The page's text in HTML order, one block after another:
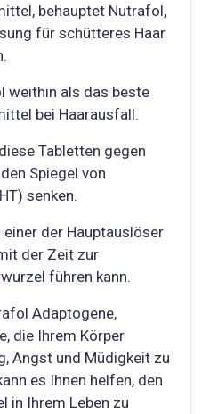
behauptet Nutrafol,
für schütteres Haar
weithin als das beste
bei Haarausfall.
Tabletten gegen
Spiegel von
senken.
der Hauptauslöser
der Zeit zur
führen kann.
Adaptogene,
die Ihrem Körper
Angst und Müdigkeit zu
es Ihnen helfen, den
in Ihrem Leben zu